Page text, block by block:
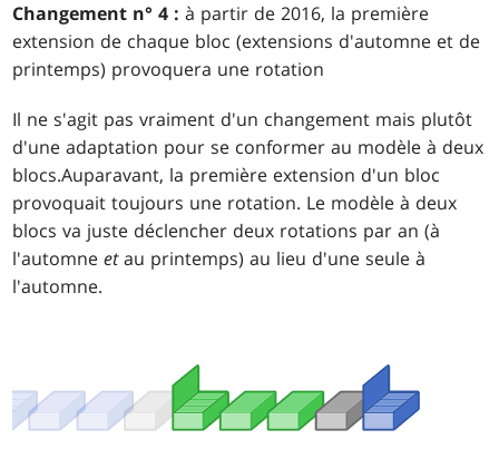
Changement n° 4 : à partir de 2016, la première
extension de chaque bloc (extensions d'automne et de
printemps) provoquera une rotation
Il ne s'agit pas vraiment d'un changement mais plutôt
d'une adaptation pour se conformer au modèle à deux
blocs.Auparavant, la première extension d'un bloc
provoquait toujours une rotation. Le modèle à deux
blocs va juste déclencher deux rotations par an (à
l'automneetau printemps) au lieu d'une seule à
l'automne.